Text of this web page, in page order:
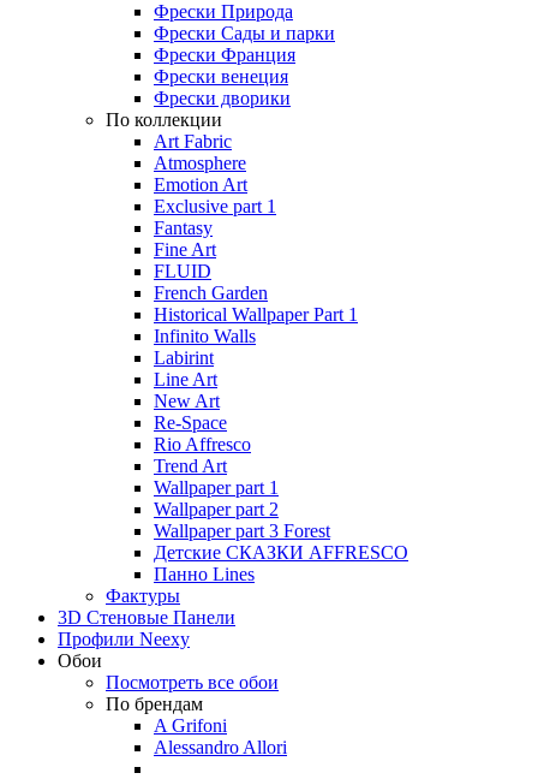
Фрески Природа
Фрески Сады и парки
Фрески Франция
Фрески венеция
Фрески дворики
По коллекции
Art Fabric
Atmosphere
Emotion Art
Exclusive part 1
Fantasy
Fine Art
FLUID
French Garden
Historical Wallpaper Part 1
Infinito Walls
Labirint
Line Art
New Art
Re-Space
Rio Affresco
Trend Art
Wallpaper part 1
Wallpaper part 2
Wallpaper part 3 Forest
Детские СКАЗКИ AFFRESCO
Панно Lines
Фактуры
3D Стеновые Панели
Профили Neexy
Обои
Посмотреть все обои
По брендам
A Grifoni
Alessandro Allori